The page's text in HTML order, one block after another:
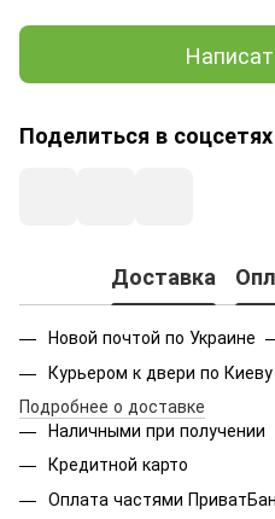
Поделиться в соцсетях
Доставка
Новой почтой по Украине
Курьером к двери по
Подробнее о доставке
Наличными при получении
Кредитной карто
Оплата частями